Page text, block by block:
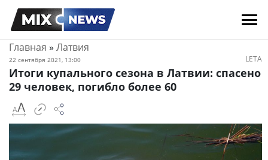
Главная » Латвия
22 сентября 2021, 13:00 LETA
Итоги купального сезона в Латвии: спасено
29 человек, погибло более 60